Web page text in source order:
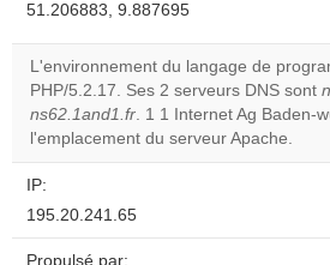
51.206883, 9.887695
L'environnement du langage de
PHP/5.2.17. Ses 2 serveurs DNS sont
ns62.1and1.fr. 1 1 Internet Ag Baden-
l'emplacement du serveur Apache.
IP:
195.20.241.65
Propulsé par: